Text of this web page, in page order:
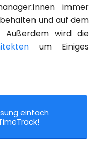
immer
und auf dem
Außerdem wird die
um Einiges
einfach